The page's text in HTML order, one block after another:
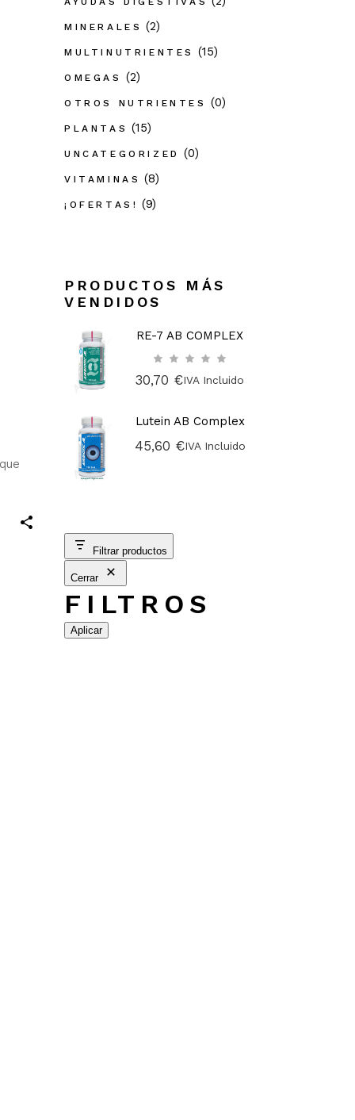
MINERALES (2)
MULTINUTRIENTES (15)
OMEGAS (2)
OTROS NUTRIENTES (0)
PLANTAS (15)
UNCATEGORIZED (0)
VITAMINAS (8)
¡OFERTAS! (9)
PRODUCTOS MÁS
VENDIDOS
RE-7 AB COMPLEX
30,70 €IVA Incluido
Lutein AB Complex
45,60 €IVA Incluido
Filtrar productos
Cerrar
FILTROS
Aplicar